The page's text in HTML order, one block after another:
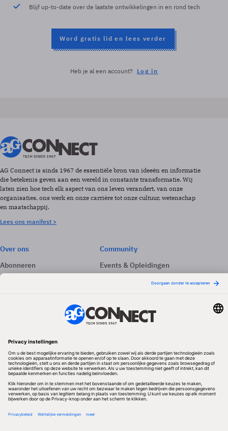
Blijf up-to-date over de laatste ontwikkelingen in en rond tech
Word gratis lid en lees verder
Heb je al een account? Log in
AG Connect is sinds 1967 de essentiële bron van ideeën en informatie
die betekenis geven aan een wereld in constante transformatie. Wij
laten zien hoe tech elk aspect van ons leven verandert, van onze
organisaties, ons werk en onze carrière tot onze cultuur, wetenschap
en maatschappij.
Lees ons manifest >
Over ons
Abonneren
Adverteren
Community
Events & Opleidingen
Nieuwsbrieven
Volg ons
Redactionele partner